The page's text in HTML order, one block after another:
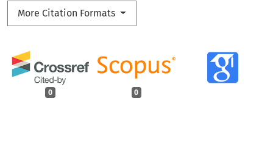
More Citation Formats
0 0